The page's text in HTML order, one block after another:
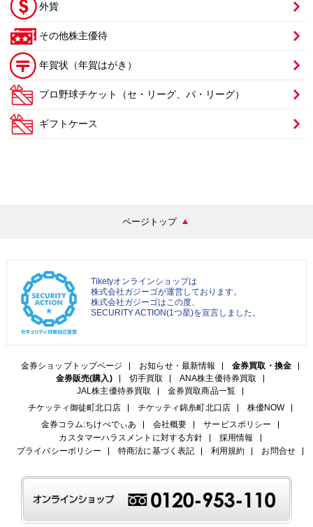
外貨
その他株主優待
年賀状（年賀はがき）
プロ野球チケット（セ・リーグ、パ・リーグ）
ギフトケース
ページトップ
Tiketyオンラインショップは
株式会社ガジーゴが運営しております。
株式会社ガジーゴはこの度、
SECURITY ACTION(1つ星)を宣言しました。
金券ショップトップページ お知らせ・最新情報
金券買取・換金
金券販売(購入)
切手買取
ANA株主優待券買取
JAL株主優待券買取
金券買取商品一覧
チケッティ御徒町北口店
チケッティ錦糸町北口店
株優NOW
金券コラム:ちけぺでぃあ
会社概要
サービスポリシー
カスタマーハラスメントに対する方針
採用情報
プライバシーポリシー
特商法に基づく表記 利用規約 お問合せ